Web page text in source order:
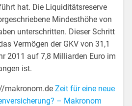
hat. Die Liquiditätsreserve
Mindesthöhe von
unterschritten. Dieser Schritt
Vermögen der GKV von 31,1
2011 auf 7,8 Milliarden Euro im
ist.
makronom.de Zeit für eine neue
– Makronom